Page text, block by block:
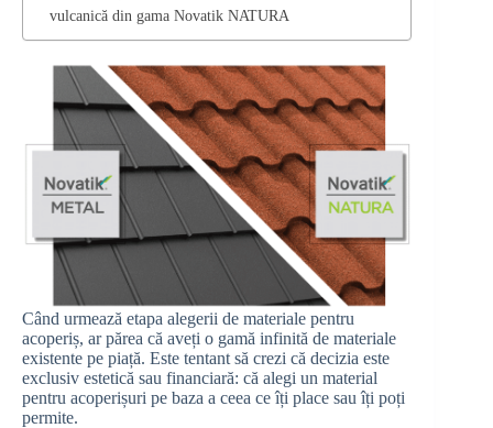
vulcanică din gama Novatik NATURA
Când urmează etapa alegerii de materiale pentru
acoperiș, ar părea că aveți o gamă infinită de materiale
existente pe piață. Este tentant să crezi că decizia este
exclusiv estetică sau financiară: că alegi un material
pentru acoperișuri pe baza a ceea ce îți place sau îți poți
permite.